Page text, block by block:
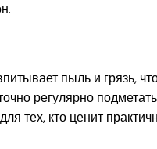
пыль и грязь,
регулярно
тех, кто ценит